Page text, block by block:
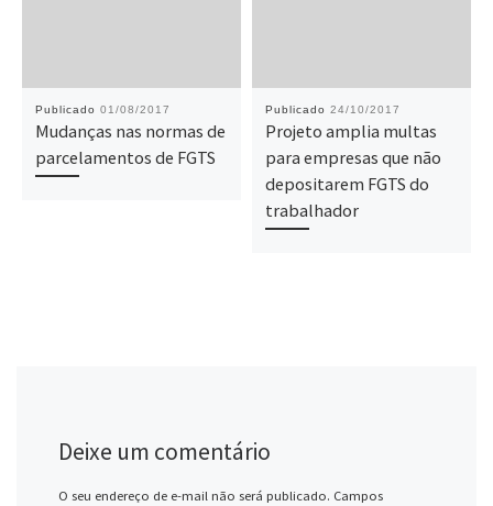
Publicado 01/08/2017
Mudanças nas normas de
parcelamentos de FGTS
Publicado 24/10/2017
Projeto amplia multas
para empresas que não
depositarem FGTS do
trabalhador
Deixe um comentário
O seu endereço de e-mail não será publicado. Campos